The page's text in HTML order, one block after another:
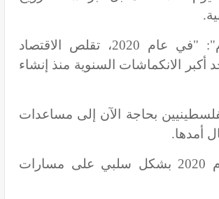
وأضاف التقرير، الذي وصلت نسخة منه لـ "الأيام": "في عام 2020، تقلص الاقتصاد
10 و 12 بالمائة، وهو أحد أكبر الانكماشات السنوية منذ إنشاء
بحاجة الآن إلى مساعدات
أمدها.
وقال: "من المتوقع أن تؤثر الأحداث المؤسفة لعام 2020 بشكل سلبي على مسارات